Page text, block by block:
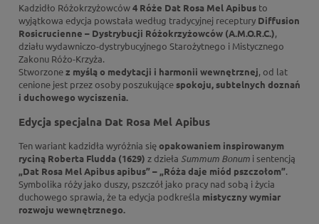
Kadzidło Różokrzyżowców4 Róże Dat Rosa Mel Apibus to
wyjątkowa edycja powstała według tradycyjnej receptury Diffusion
Rosicrucienne – Dystrybucji Różokrzyżowców (A.M.O.R.C.),
działu wydawniczo-dystrybucyjnego Starożytnego i Mistycznego
Zakonu Różo-Krzyża.
Stworzonez myślą o medytacji i harmonii wewnętrznej, od lat
cenione jest przez osoby poszukującespokoju, subtelnych doznań
i duchowego wyciszenia.
Edycja specjalna Dat Rosa Mel Apibus
Ten wariant kadzidła wyróżnia sięopakowaniem inspirowanym
ryciną Roberta Fludda (1629) z dzieła Summum Bonum i sentencją
„Dat Rosa Mel Apibus apibus” – „Róża daje miód pszczołom”.
Symbolika róży jako duszy, pszczół jako pracy nad sobą i życia
duchowego sprawia, że ta edycja podkreśla mistyczny wymiar
rozwoju wewnętrznego.